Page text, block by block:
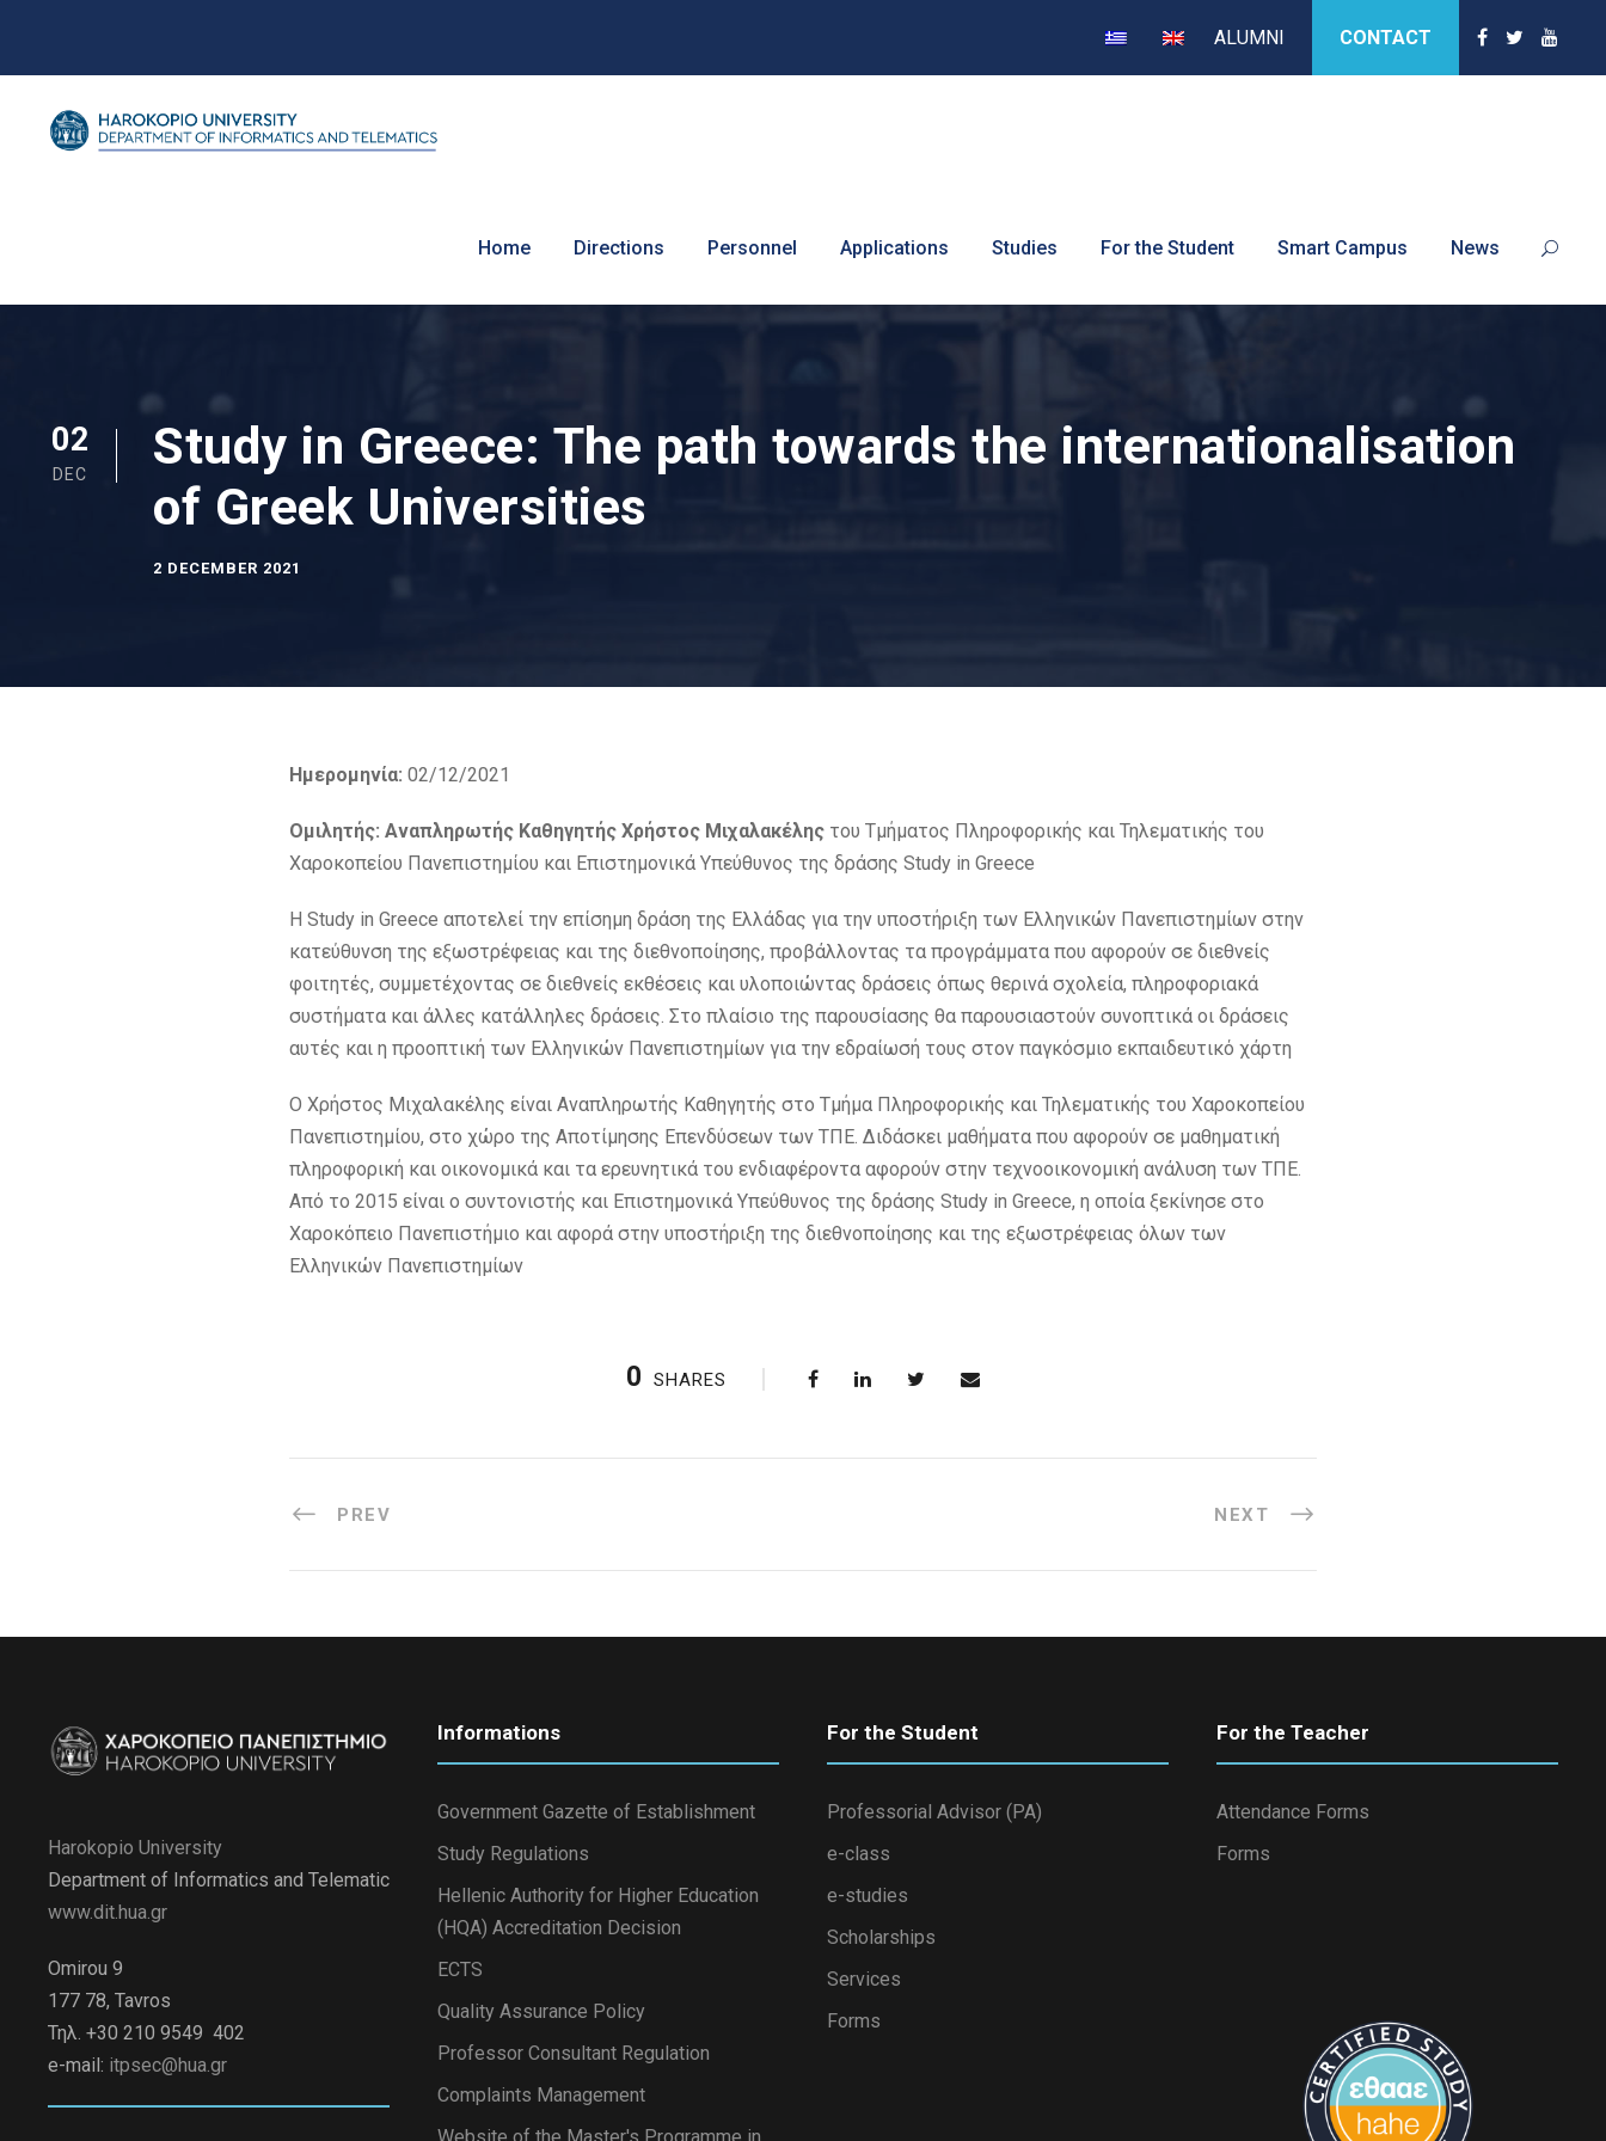
ALUMNI CONTACT
Home Directions Personnel Applications Studies For the Student Smart Campus News
02
DEC
Study in Greece: The path towards the internationalisation
of Greek Universities
2 DECEMBER 2021
Ημερομηνία: 02/12/2021
Ομιλητής: Αναπληρωτής Καθηγητής Χρήστος Μιχαλακέλης του Τμήματος Πληροφορικής και Τηλεματικής του
Χαροκοπείου Πανεπιστημίου και Επιστημονικά Υπεύθυνος της δράσης Study in Greece
H Study in Greece αποτελεί την επίσημη δράση της Ελλάδας για την υποστήριξη των Ελληνικών Πανεπιστημίων στην
κατεύθυνση της εξωστρέφειας και της διεθνοποίησης, προβάλλοντας τα προγράμματα που αφορούν σε διεθνείς
φοιτητές, συμμετέχοντας σε διεθνείς εκθέσεις και υλοποιώντας δράσεις όπως θερινά σχολεία, πληροφοριακά
συστήματα και άλλες κατάλληλες δράσεις. Στο πλαίσιο της παρουσίασης θα παρουσιαστούν συνοπτικά οι δράσεις
αυτές και η προοπτική των Ελληνικών Πανεπιστημίων για την εδραίωσή τους στον παγκόσμιο εκπαιδευτικό χάρτη
Ο Χρήστος Μιχαλακέλης είναι Αναπληρωτής Καθηγητής στο Τμήμα Πληροφορικής και Τηλεματικής του Χαροκοπείου
Πανεπιστημίου, στο χώρο της Αποτίμησης Επενδύσεων των ΤΠΕ. Διδάσκει μαθήματα που αφορούν σε μαθηματική
πληροφορική και οικονομικά και τα ερευνητικά του ενδιαφέροντα αφορούν στην τεχνοοικονομική ανάλυση των ΤΠΕ.
Από το 2015 είναι ο συντονιστής και Επιστημονικά Υπεύθυνος της δράσης Study in Greece, η οποία ξεκίνησε στο
Χαροκόπειο Πανεπιστήμιο και αφορά στην υποστήριξη της διεθνοποίησης και της εξωστρέφειας όλων των
Ελληνικών Πανεπιστημίων
0 SHARES
PREV NEXT
Harokopio University
Department of Informatics and Telematic
www.dit.hua.gr
Omirou 9
177 78, Tavros
Τηλ. +30 210 9549 402
e-mail: itpsec@hua.gr
Informations
Government Gazette of Establishment
Study Regulations
Hellenic Authority for Higher Education
(HQA) Accreditation Decision
ECTS
Quality Assurance Policy
Professor Consultant Regulation
Complaints Management
For the Student
Professorial Advisor (PA)
e-class
e-studies
Scholarships
Services
Forms
For the Teacher
Attendance Forms
Forms